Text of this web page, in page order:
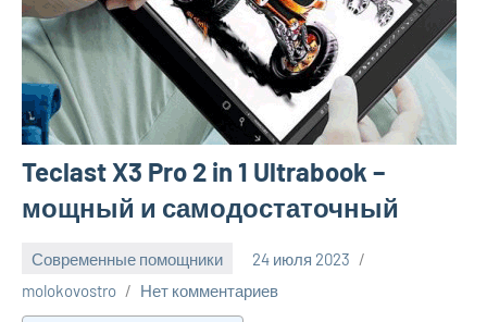
Teclast X3 Pro 2 in 1 Ultrabook –
мощный и самодостаточный
Современные помощники
24 июля 2023
molokovostro
Нет комментариев